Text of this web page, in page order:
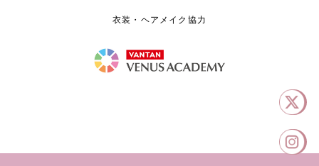
衣装・ヘアメイク協力